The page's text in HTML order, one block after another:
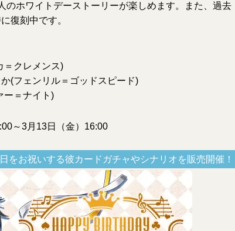
のホワイトデーストーリーが楽しめます。また、過去
復刻中です。
＝クレメンス)
(フェンリル＝ゴッドスピード)
ー＝ナイト)
～3月13日（金）16:00
をお祝いする彼カードガチャやシナリオを販売開催！